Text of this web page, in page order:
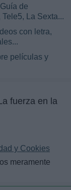
de
La Sexta...
con letra,
películas y
fuerza en la
y Cookies
meramente